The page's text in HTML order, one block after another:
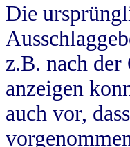
Die
z.B. nach
anzeigen
auch vor,